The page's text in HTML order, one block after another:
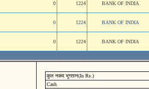
0 1224 BANK OF INDIA
0 1224 BANK OF INDIA
0 1224 BANK OF INDIA
कुल नकद भुगतान(In Rs.)
Cash